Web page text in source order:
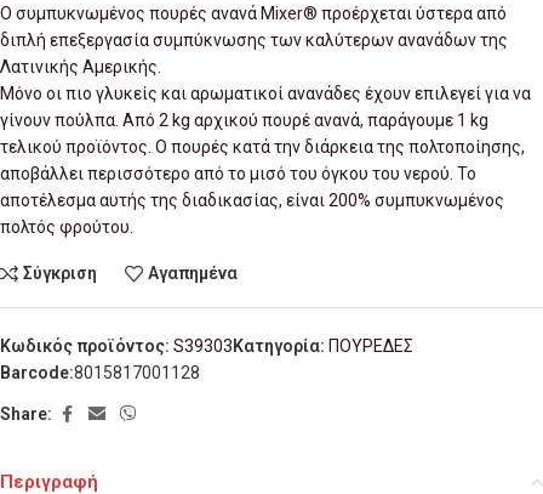
Ο συμπυκνωμένος πουρές ανανά Mixer® προέρχεται ύστερα από
διπλή επεξεργασία συμπύκνωσης των καλύτερων ανανάδων της
Λατινικής Αμερικής.
Μόνο οι πιο γλυκείς και αρωματικοί ανανάδες έχουν επιλεγεί για να
γίνουν πούλπα. Από 2 kg αρχικού πουρέ ανανά, παράγουμε 1 kg
τελικού προϊόντος. Ο πουρές κατά την διάρκεια της πολτοποίησης,
αποβάλλει περισσότερο από το μισό του όγκου του νερού. Το
αποτέλεσμα αυτής της διαδικασίας, είναι 200% συμπυκνωμένος
πολτός φρούτου.
Σύγκριση Αγαπημένα
Κωδικός προϊόντος: S39303Κατηγορία: ΠΟΥΡΕΔΕΣ
Barcode:8015817001128
Share:
Περιγραφή